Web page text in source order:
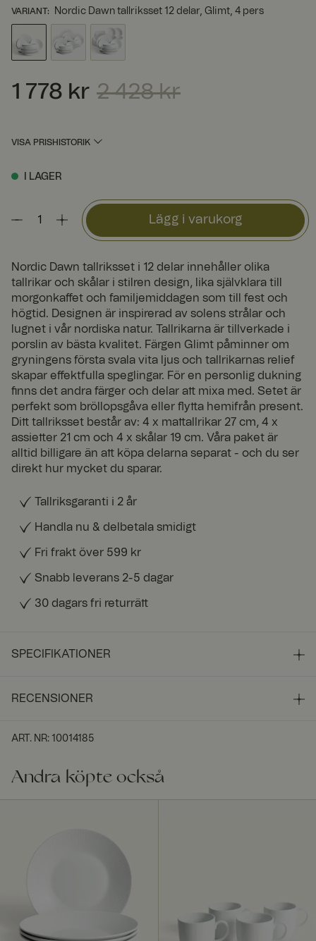
VARIANT: Nordic Dawn tallriksset 12 delar, Glimt, 4 pers
Nuvarande pris :1 778 krTidigare pris
1 778 kr 2 428 kr
VISA PRISHISTORIK
I LAGER
Lägg i varukorg
Nordic Dawn tallriksset i 12 delar innehåller olika
tallrikar och skålar i stilren design, lika självklara till
morgonkaffet och familjemiddagen som till fest och
högtid. Designen är inspirerad av solens strålar och
lugnet i vår nordiska natur. Tallrikarna är tillverkade i
porslin av bästa kvalitet. Färgen Glimt påminner om
gryningens första svala vita ljus och tallrikarnas relief
skapar effektfulla speglingar. För en personlig dukning
finns det andra färger och delar att mixa med. Setet är
perfekt som bröllopsgåva eller flytta hemifrån present.
Ditt tallriksset består av: 4 x mattallrikar 27 cm, 4 x
assietter 21 cm och 4 x skålar 19 cm. Våra paket är
alltid billigare än att köpa delarna separat - och du ser
direkt hur mycket du sparar.
Tallriksgaranti i 2 år
Handla nu & delbetala smidigt
Fri frakt över 599 kr
Snabb leverans 2-5 dagar
30 dagars fri returrätt
SPECIFIKATIONER
RECENSIONER
ART. NR: 10014185
Andra köpte också